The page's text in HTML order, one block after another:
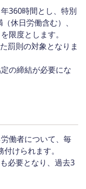
360時間とし、特別
休日労働含む）、
限度とします。
罰則の対象となりま
の締結が必要にな
働者について、毎
けられます。
必要となり、過去3